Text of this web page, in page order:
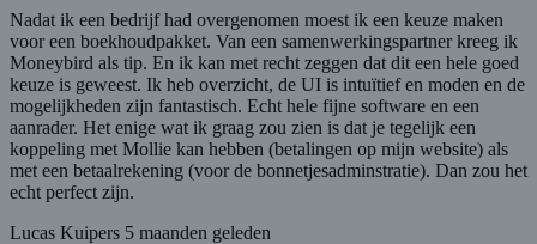
Nadat ik een bedrijf had overgenomen moest ik een keuze maken
voor een boekhoudpakket. Van een samenwerkingspartner kreeg ik
Moneybird als tip. En ik kan met recht zeggen dat dit een hele goed
keuze is geweest. Ik heb overzicht, de UI is intuïtief en moden en de
mogelijkheden zijn fantastisch. Echt hele fijne software en een
aanrader. Het enige wat ik graag zou zien is dat je tegelijk een
koppeling met Mollie kan hebben (betalingen op mijn website) als
met een betaalrekening (voor de bonnetjesadminstratie). Dan zou het
echt perfect zijn.
Lucas Kuipers 5 maanden geleden